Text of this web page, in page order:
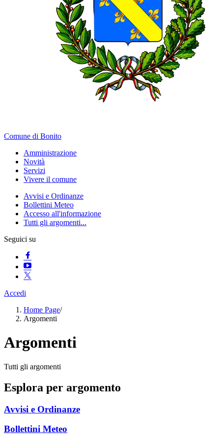
Comune di Bonito
Amministrazione
Novità
Servizi
Vivere il comune
Avvisi e Ordinanze
Bollettini Meteo
Accesso all'informazione
Tutti gli argomenti...
Seguici su
Accedi
Home Page/
Argomenti
Argomenti
Tutti gli argomenti
Esplora per argomento
Avvisi e Ordinanze
Bollettini Meteo